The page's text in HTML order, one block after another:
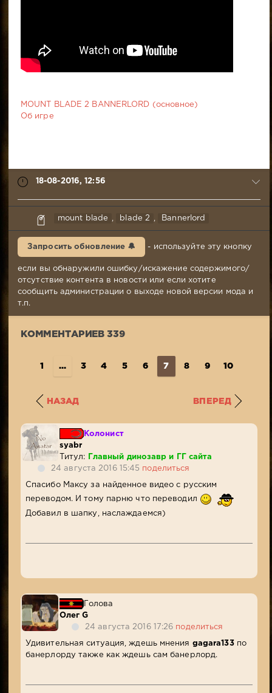
MOUNT BLADE 2 BANNERLORD (основное)
Об игре
18-08-2016, 12:56
syabr
18-
12:56
339
mount blade blade 2 Bannerlord
Запросить обновление 🔔 - используйте эту кнопку
если вы обнаружили ошибку/искажение содержимого/
отсутствие контента в новости или если хотите
сообщить администрации о выходе новой версии мода и
т.п.
КОММЕНТАРИЕВ 339
1 ... 3 4 5 6 7 8 9 10
НАЗАД ВПЕРЕД
Колонист
syabr
Титул:
Главный динозавр и ГГ сайта
24 августа 2016 15:45
поделиться
Спасибо Максу за найденное видео с русским
переводом. И тому парню что переводил
Добавил в шапку, наслаждаемся)
Голова
Олег G
24 августа 2016 17:26 поделиться
Удивительная ситуация, ждешь мнения gagara133по
банерлорду также как ждешь сам банерлорд.